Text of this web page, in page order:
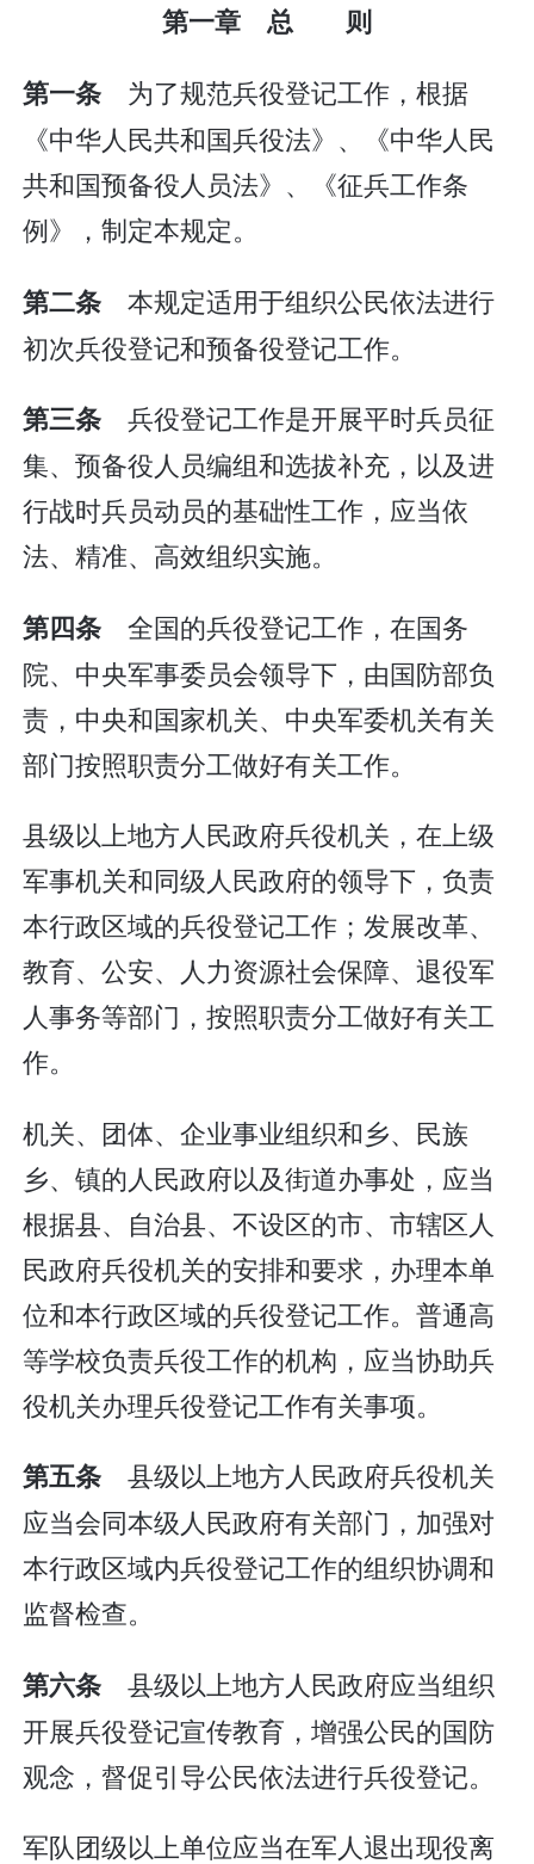
第一章 总 则
第一条 为了规范兵役登记工作，根据
《中华人民共和国兵役法》、《中华人民
共和国预备役人员法》、《征兵工作条
例》，制定本规定。
第二条本规定适用于组织公民依法进行
初次兵役登记和预备役登记工作。
第三条兵役登记工作是开展平时兵员征
集、预备役人员编组和选拔补充，以及进
行战时兵员动员的基础性工作，应当依
法、精准、高效组织实施。
第四条全国的兵役登记工作，在国务
院、中央军事委员会领导下，由国防部负
责，中央和国家机关、中央军委机关有关
部门按照职责分工做好有关工作。
县级以上地方人民政府兵役机关，在上级
军事机关和同级人民政府的领导下，负责
本行政区域的兵役登记工作；发展改革、
教育、公安、人力资源社会保障、退役军
人事务等部门，按照职责分工做好有关工
作。
机关、团体、企业事业组织和乡、民族
乡、镇的人民政府以及街道办事处，应当
根据县、自治县、不设区的市、市辖区人
民政府兵役机关的安排和要求，办理本单
位和本行政区域的兵役登记工作。普通高
等学校负责兵役工作的机构，应当协助兵
役机关办理兵役登记工作有关事项。
第五条县级以上地方人民政府兵役机关
应当会同本级人民政府有关部门，加强对
本行政区域内兵役登记工作的组织协调和
监督检查。
第六条县级以上地方人民政府应当组织
开展兵役登记宣传教育，增强公民的国防
观念，督促引导公民依法进行兵役登记。
军队团级以上单位应当在军人退出现役离